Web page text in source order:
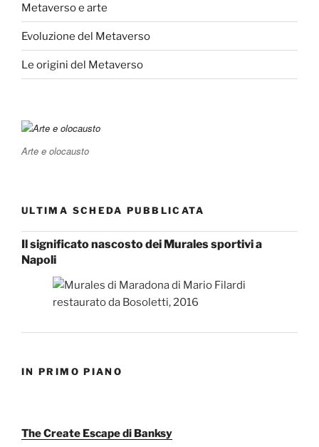
Metaverso e arte
Evoluzione del Metaverso
Le origini del Metaverso
Arte e olocausto
ULTIMA SCHEDA PUBBLICATA
Il significato nascosto dei Murales sportivi a
Napoli
IN PRIMO PIANO
The Create Escape di Banksy